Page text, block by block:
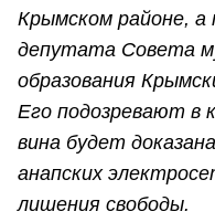
Крымском районе,
депутата Совета
образования
Его подозревают в
вина будет
анапских
лишения свободы.